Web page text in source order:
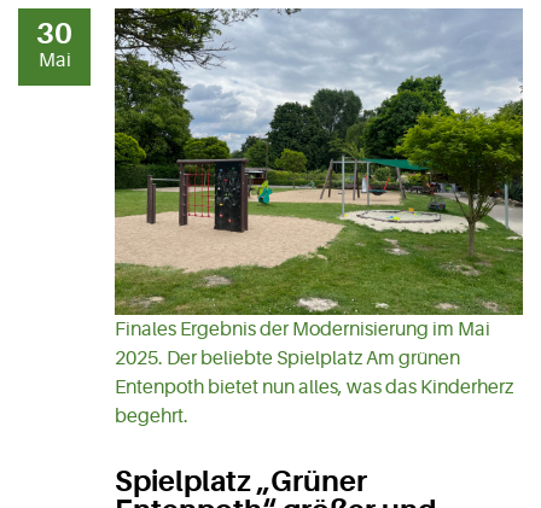
30
Mai
Finales Ergebnis der Modernisierung im Mai
2025. Der beliebte Spielplatz Am grünen
Entenpoth bietet nun alles, was das Kinderherz
begehrt.
Spielplatz „Grüner